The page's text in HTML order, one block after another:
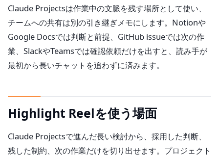
Claude Projectsは作業中の文脈を残す場所として使い、
チームへの共有は別の引き継ぎメモにします。Notionや
Google Docsでは判断と前提、GitHub issueでは次の作
業、SlackやTeamsでは確認依頼だけを出すと、読み手が
最初から長いチャットを追わずに済みます。
Highlight Reelを使う場面
Claude Projectsで進んだ長い検討から、採用した判断、
残した制約、次の作業だけを切り出せます。プロジェクト